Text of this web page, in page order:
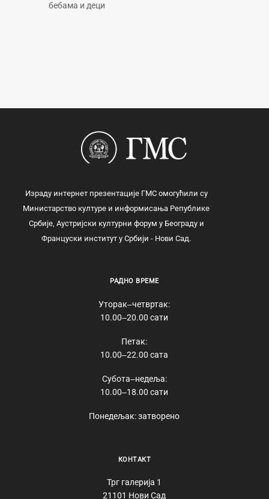
бебама и деци
Израду интернет презентације ГМС омогућили су
Министарство културе и информисања Републике
Србије, Аустријски културни форум у Београду и
Француски институт у Србији - Нови Сад.
РАДНО ВРЕМЕ
Уторак‒четвртак:
10.00‒20.00 сати
Петак:
10.00‒22.00 сата
Субота‒недеља:
10.00‒18.00 сати
Понедељак: затворено
КОНТАКТ
Трг галерија 1
21101 Нови Сад